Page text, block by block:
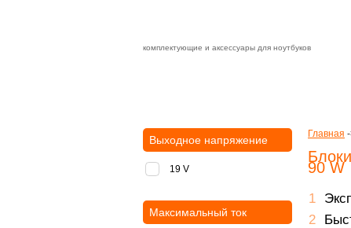
комплектующие и аксессуары для ноутбуков
Главная
90 W
Выходное напряжение
19 V
Максимальный ток